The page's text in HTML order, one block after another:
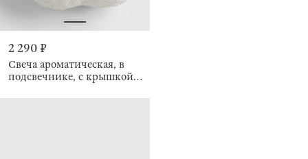
2 290 ₽
Свеча ароматическая, в
подсвечнике, с крышкой,